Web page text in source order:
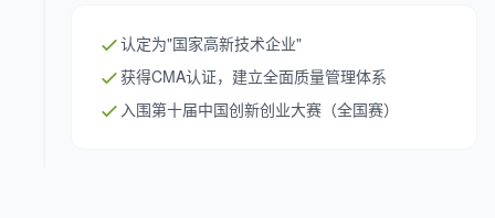
认定为"国家高新技术企业"
获得CMA认证，建立全面质量管理体系
入围第十届中国创新创业大赛（全国赛）